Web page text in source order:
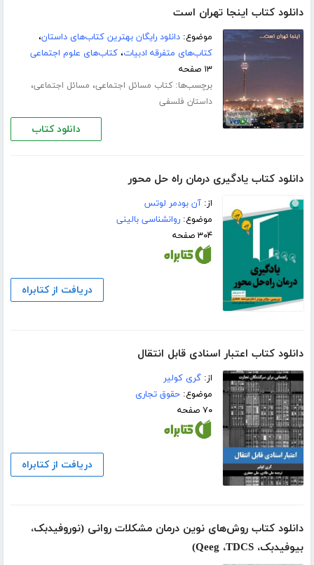
دانلود کتاب اینجا تهران است
موضوع:دانلود رایگان بهترین کتاب‌های داستان،
کتاب‌های متفرقه ادبیات،کتاب‌های علوم اجتماعی
۱۳ صفحه
برچسب‌ها:کتاب مسائل اجتماعی، مسائل اجتماعی،
داستان فلسفی
دانلود کتاب
دانلود کتاب یادگیری درمان راه حل محور
از:آن بودمر لوتس
موضوع:روانشناسی بالینی
۳۰۴ صفحه
دریافت از کتابراه
دانلود کتاب اعتبار اسنادی قابل انتقال
از:گری کولیر
موضوع:حقوق تجاری
۷۰ صفحه
دریافت از کتابراه
دانلود کتاب روش‌های نوین درمان مشکلات روانی (نوروفیدبک،
بیوفیدبک، Qeeg ،TDCS)